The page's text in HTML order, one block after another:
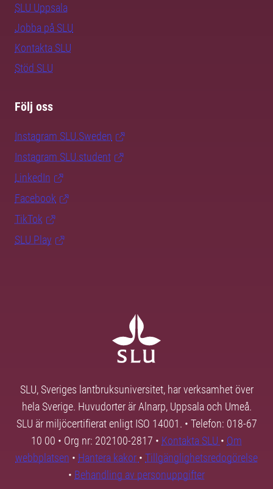
SLU Uppsala
Jobba på SLU
Kontakta SLU
Stöd SLU
Följ oss
Instagram SLU.Sweden
Instagram SLU.student
LinkedIn
Facebook
TikTok
SLU Play
SLU, Sveriges lantbruksuniversitet, har verksamhet över
hela Sverige. Huvudorter är Alnarp, Uppsala och Umeå.
SLU är miljöcertifierat enligt ISO 14001. • Telefon: 018-67
10 00 • Org nr: 202100-2817 • Kontakta SLU • Om
webbplatsen • Hantera kakor • Tillgänglighetsredogörelse
• Behandling av personuppgifter